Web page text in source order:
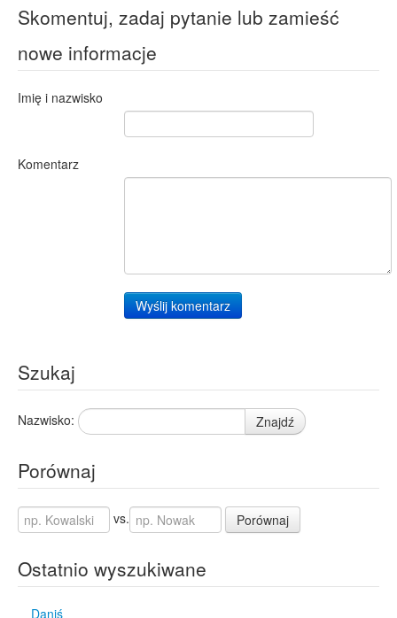
Skomentuj, zadaj pytanie lub zamieść
nowe informacje
Imię i nazwisko
Komentarz
Wyślij komentarz
Szukaj
Nazwisko: Znajdź
Porównaj
vs. Porównaj
Ostatnio wyszukiwane
Daniś